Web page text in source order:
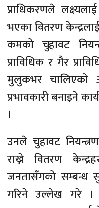
प्राधिकरणले
भएका वितरण
कमको चुहावट
प्राविधिक र गैर
मुलुकभर चालिएको
प्रभावकारी बनाइने
।
उनले चुहावट
राख्ने वितरण
जनतासँगको सम्बन्ध
गरिने उल्लेख गरे ।